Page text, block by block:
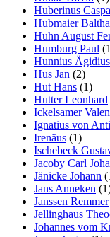
Huberinus
Hubmaier
Huhn August
Humburg Paul
Hunnius Ägidius
Hus Jan (2)
Hut Hans (1)
Hutter Leonhard
Ickelsamer
Ignatius von
Irenäus (1)
Ischebeck
Jacoby Carl
Jänicke Johann
Jans Anneken
Janssen Remmer
Jellinghaus
Johannes vom